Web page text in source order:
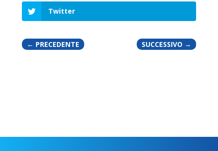
Twitter
← PRECEDENTE SUCCESSIVO →